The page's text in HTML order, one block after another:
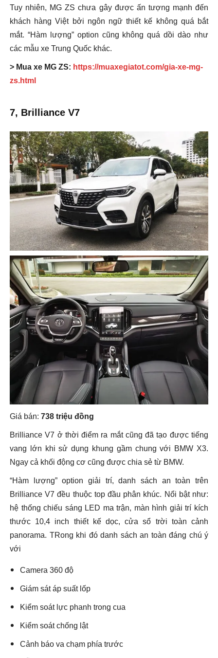
Tuy nhiên, MG ZS chưa gây được ấn tượng mạnh đến
khách hàng Việt bởi ngôn ngữ thiết kế không quá bắt
mắt. “Hàm lượng” option cũng không quá dồi dào như
các mẫu xe Trung Quốc khác.
> Mua xe MG ZS: https://muaxegiatot.com/gia-xe-mg-
zs.html
7, Brilliance V7
Giá bán: 738 triệu đồng
Brilliance V7 ở thời điểm ra mắt cũng đã tạo được tiếng
vang lớn khi sử dụng khung gầm chung với BMW X3.
Ngay cả khối động cơ cũng được chia sẻ từ BMW.
“Hàm lượng” option giải trí, danh sách an toàn trên
Brilliance V7 đều thuộc top đầu phân khúc. Nổi bật như:
hệ thống chiếu sáng LED ma trận, màn hình giải trí kích
thước 10,4 inch thiết kế dọc, cửa sổ trời toàn cảnh
panorama. TRong khi đó danh sách an toàn đáng chú ý
với
Camera 360 độ
Giám sát áp suất lốp
Kiểm soát lực phanh trong cua
Kiểm soát chống lật
Cảnh báo va chạm phía trước